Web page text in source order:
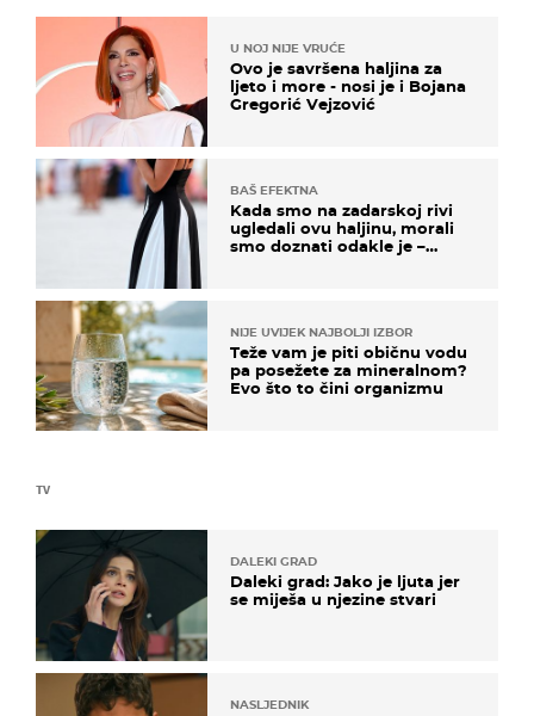
TV
DALEKI GRAD
Daleki grad: Jako je ljuta jer
se miješa u njezine stvari
NASLJEDNIK
U NOJ NIJE VRUĆE
Ovo je savršena haljina za
ljeto i more - nosi je i Bojana
Gregorić Vejzović
BAŠ EFEKTNA
Kada smo na zadarskoj rivi
ugledali ovu haljinu, morali
smo doznati odakle je –
NIJE UVIJEK NAJBOLJI IZBOR
Teže vam je piti običnu vodu
pa posežete za mineralnom?
Evo što to čini organizmu